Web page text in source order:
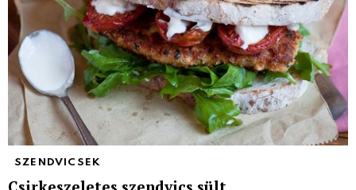
SZENDVICSEK